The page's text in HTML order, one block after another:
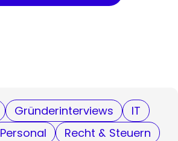
Gründerinterviews
IT
Personal
Recht & Steuern